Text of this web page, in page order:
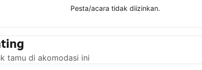
Pesta/acara tidak diizinkan.
tamu di akomodasi ini